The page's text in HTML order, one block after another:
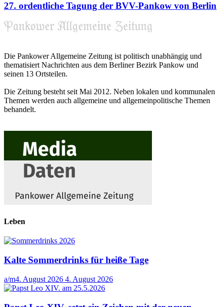
27. ordentliche Tagung der BVV-Pankow von Berlin
Die Pankower Allgemeine Zeitung ist politisch unabhängig und
thematisiert Nachrichten aus dem Berliner Bezirk Pankow und
seinen 13 Ortsteilen.
Die Zeitung besteht seit Mai 2012. Neben lokalen und kommunalen
Themen werden auch allgemeine und allgemeinpolitische Themen
behandelt.
Leben
Kalte Sommerdrinks für heiße Tage
a/m4. August 2026 4. August 2026